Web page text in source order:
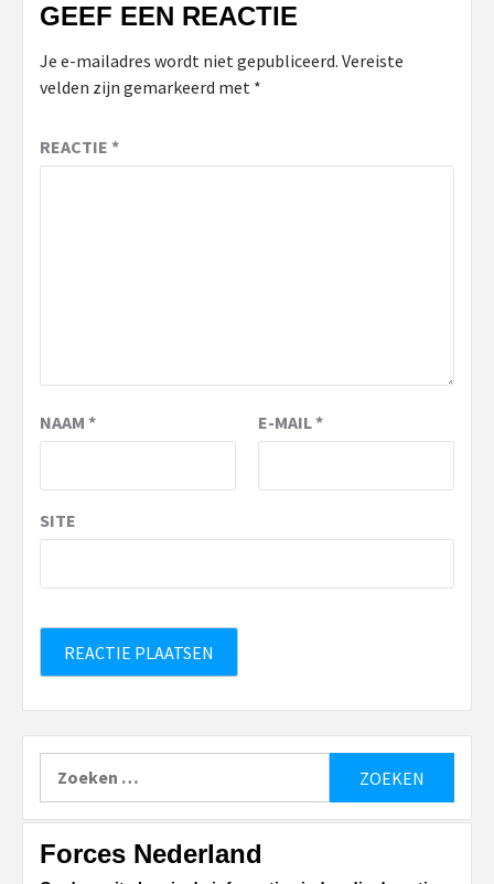
GEEF EEN REACTIE
Je e-mailadres wordt niet gepubliceerd. Vereiste
velden zijn gemarkeerd met *
REACTIE *
NAAM * E-MAIL*
SITE
Forces Nederland